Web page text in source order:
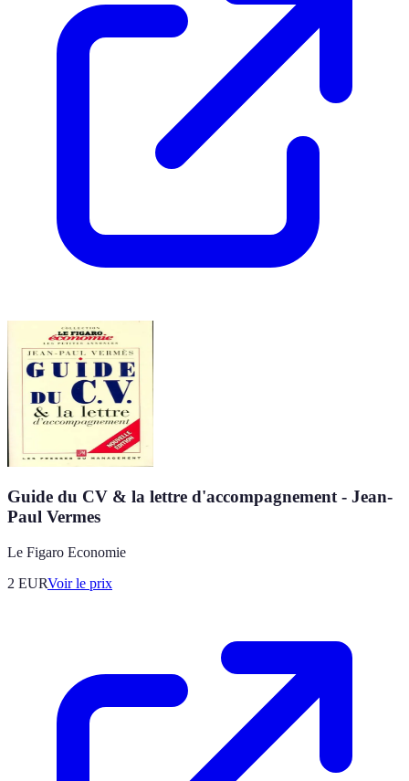
Guide du CV & la lettre d'accompagnement - Jean-
Paul Vermes
Le Figaro Economie
2 EURVoir le prix